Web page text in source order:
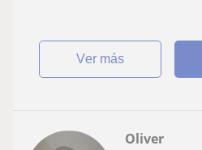
ver más
Oliver